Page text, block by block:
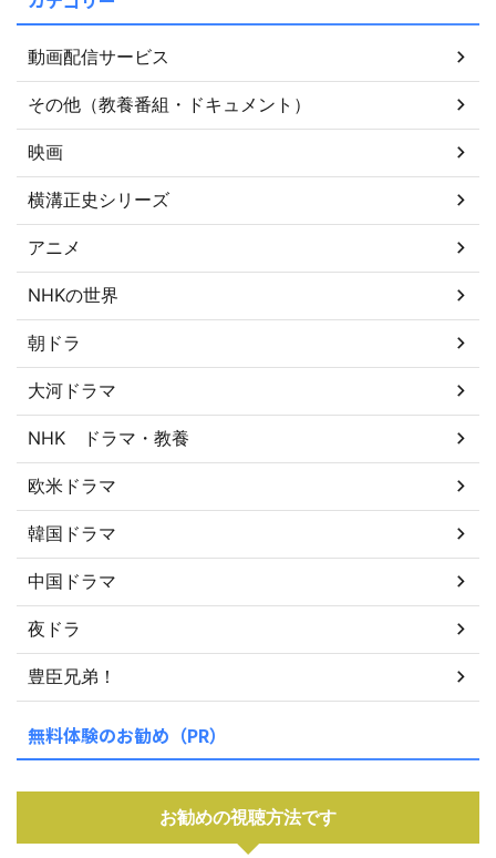
動画配信サービス
その他（教養番組・ドキュメント）
映画
横溝正史シリーズ
アニメ
NHKの世界
朝ドラ
大河ドラマ
NHK ドラマ・教養
欧米ドラマ
韓国ドラマ
中国ドラマ
夜ドラ
豊臣兄弟！
無料体験のお勧め（PR）
お勧めの視聴方法です